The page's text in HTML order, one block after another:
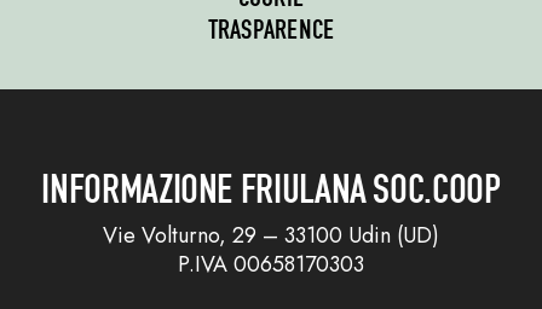
TRASPARENCE
INFORMAZIONE FRIULANA SOC.COOP
Vie Volturno, 29 – 33100 Udin (UD)
P.IVA 00658170303